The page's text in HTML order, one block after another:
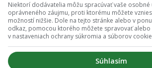
zlepšovať črevnú peristaltiku a
tvorbu žlče, čím priaznivo
Okrem toho má mierne
toxínov z tela.
Niektorí dodávatelia môžu spracúvať vaše osobné
oprávneného záujmu, proti ktorému môžete
možností nižšie. Dole na tejto stránke alebo v
odkaz, pomocou ktorého môžete spravovať
v nastaveniach ochrany súkromia a súborov
Súhlasím